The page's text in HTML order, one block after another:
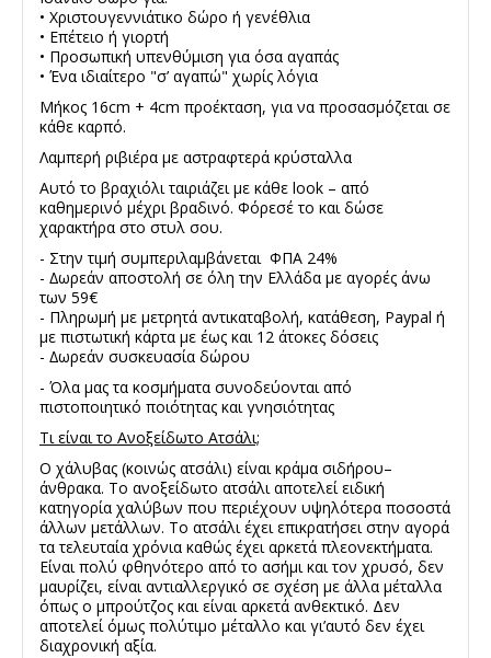
• Χριστουγεννιάτικο δώρο ή γενέθλια
• Επέτειο ή γιορτή
• Προσωπική υπενθύμιση για όσα αγαπάς
• Ένα ιδιαίτερο "σ’ αγαπώ" χωρίς λόγια
Μήκος 16cm + 4cm προέκταση, για να προσασμόζεται σε
κάθε καρπό.
Λαμπερή ριβιέρα με αστραφτερά κρύσταλλα
Αυτό το βραχιόλι ταιριάζει με κάθε look – από
καθημερινό μέχρι βραδινό. Φόρεσέ το και δώσε
χαρακτήρα στο στυλ σου.
- Στην τιμή συμπεριλαμβάνεται ΦΠΑ 24%
- ∆ωρεάν αποστολή σε όλη την Ελλάδα με αγορές άνω
των 59€
- Πληρωμή με μετρητά αντικαταβολή, κατάθεση, Paypal ή
με πιστωτική κάρτα με έως και 12 άτοκες δόσεις
- ∆ωρεάν συσκευασία δώρου
- Όλα μας τα κοσμήματα συνοδεύονται από
πιστοποιητικό ποιότητας και γνησιότητας
Τι είναι το Ανοξείδωτο Ατσάλι;
Ο χάλυβας (κοινώς ατσάλι) είναι κράμα σιδήρου–
άνθρακα. Το ανοξείδωτο ατσάλι αποτελεί ειδική
κατηγορία χαλύβων που περιέχουν υψηλότερα ποσοστά
άλλων μετάλλων. Το ατσάλι έχει επικρατήσει στην αγορά
τα τελευταία χρόνια καθώς έχει αρκετά πλεονεκτήματα.
Είναι πολύ φθηνότερο από το ασήμι και τον χρυσό, δεν
μαυρίζει, είναι αντιαλλεργικό σε σχέση με άλλα μέταλλα
όπως ο μπρούτζος και είναι αρκετά ανθεκτικό. Δεν
αποτελεί όμως πολύτιμο μέταλλο και γι’αυτό δεν έχει
διαχρονική αξία.